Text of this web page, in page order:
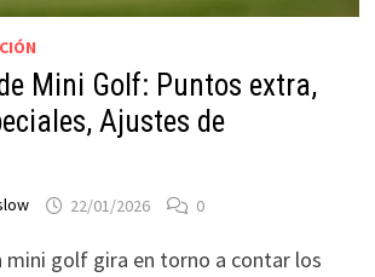
Mini Golf: Puntos extra,
Ajustes de
22/01/2026 0
mini golf gira en torno a contar los